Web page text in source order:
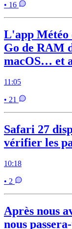
• 16
L'app Météo
Go de RAM
macOS… et
11:05
• 21
Safari 27
vérifier les
10:18
• 2
Après nous
nous